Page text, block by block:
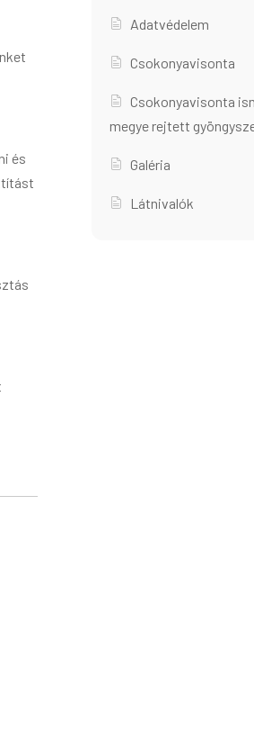
és
Adatvédelem
Csokonyavisonta
Csokonyavisonta
megye rejtett
Galéria
Látnivalók